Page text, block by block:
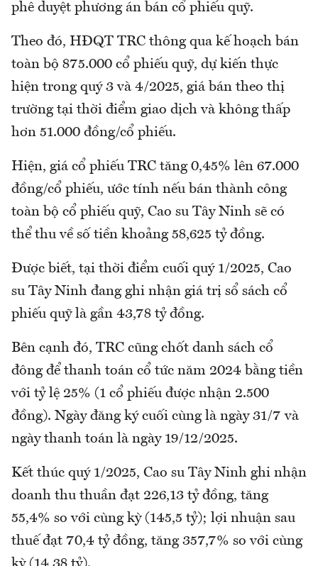
phê duyệt phương án bán cổ phiếu quỹ.
Theo đó, HĐQT TRC thông qua kế hoạch bán
toàn bộ 875.000 cổ phiếu quỹ, dự kiến thực
hiện trong quý 3 và 4/2025, giá bán theo thị
trường tại thời điểm giao dịch và không thấp
hơn 51.000 đồng/cổ phiếu.
Hiện, giá cổ phiếu TRC tăng 0,45% lên 67.000
đồng/cổ phiếu, ước tính nếu bán thành công
toàn bộ cổ phiếu quỹ, Cao su Tây Ninh sẽ có
thể thu về số tiền khoảng 58,625 tỷ đồng.
Được biết, tại thời điểm cuối quý 1/2025, Cao
su Tây Ninh đang ghi nhận giá trị sổ sách cổ
phiếu quỹ là gần 43,78 tỷ đồng.
Bên cạnh đó, TRC cũng chốt danh sách cổ
đông để thanh toán cổ tức năm 2024 bằng tiền
với tỷ lệ 25% (1 cổ phiếu được nhận 2.500
đồng). Ngày đăng ký cuối cùng là ngày 31/7 và
ngày thanh toán là ngày 19/12/2025.
Kết thúc quý 1/2025, Cao su Tây Ninh ghi nhận
doanh thu thuần đạt 226,13 tỷ đồng, tăng
55,4% so với cùng kỳ (145,5 tỷ); lợi nhuận sau
thuế đạt 70,4 tỷ đồng, tăng 357,7% so với cùng